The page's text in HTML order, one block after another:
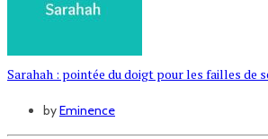
Sarahah : pointée du doigt pour les failles de
byEminence